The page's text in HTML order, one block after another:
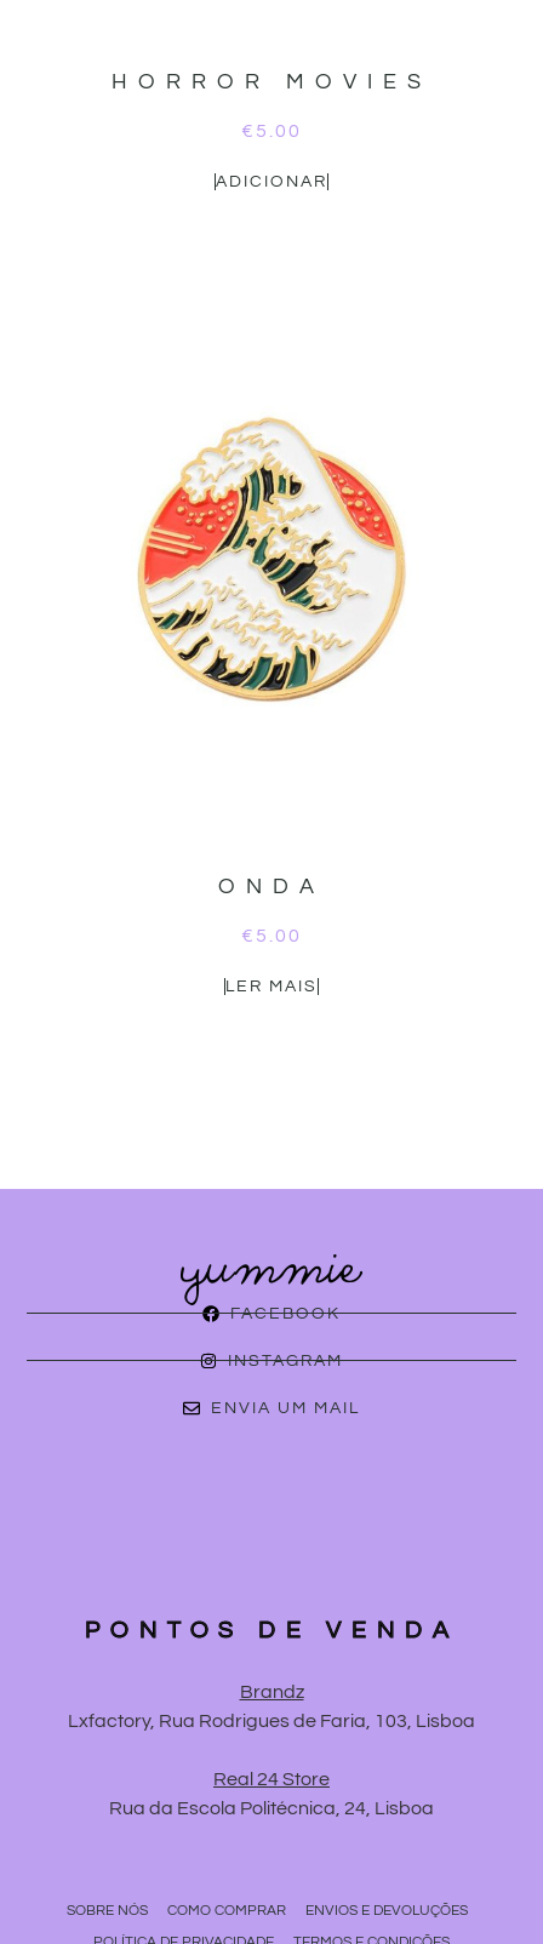
HORROR MOVIES
€ 5.00
ADICIONAR
ONDA
€ 5.00
LER MAIS
FACEBOOK
INSTAGRAM
ENVIA UM MAIL
PONTOS DE VENDA
Brandz
Lxfactory, Rua Rodrigues de Faria, 103, Lisboa
Real 24 Store
Rua da Escola Politécnica, 24, Lisboa
SOBRE NÓS COMO COMPRAR
ENVIOS E DEVOLUÇÕES